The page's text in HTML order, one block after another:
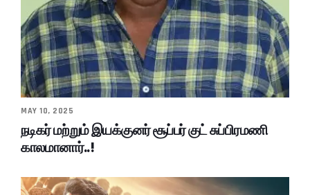
MAY 10, 2025
நடிகர் மற்றும் இயக்குனர் சூப்பர் குட் சுப்பிரமணி
காலமானார்..!